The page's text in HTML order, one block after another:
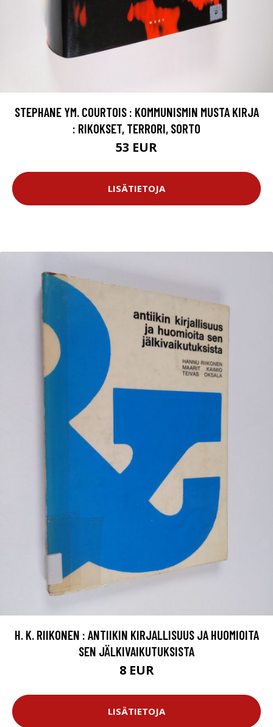
STEPHANE YM. COURTOIS : KOMMUNISMIN MUSTA KIRJA
: RIKOKSET, TERRORI, SORTO
53 EUR
LISÄTIETOJA
H. K. RIIKONEN : ANTIIKIN KIRJALLISUUS JA HUOMIOITA
SEN JÄLKIVAIKUTUKSISTA
8 EUR
LISÄTIETOJA